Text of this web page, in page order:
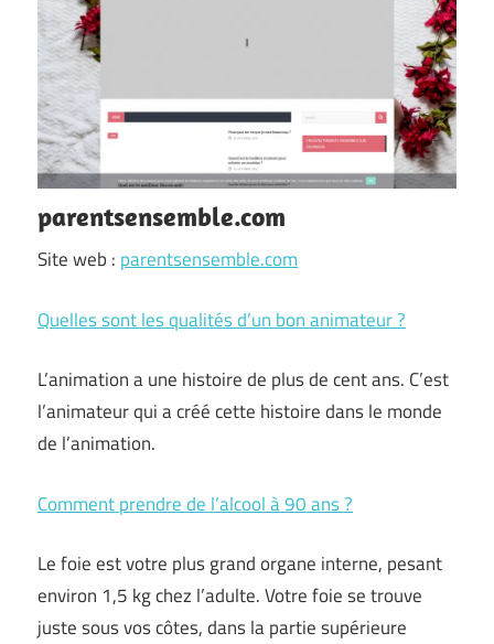
parentsensemble.com
Site web : parentsensemble.com
Quelles sont les qualités d’un bon animateur ?
L’animation a une histoire de plus de cent ans. C’est
l’animateur qui a créé cette histoire dans le monde
de l’animation.
Comment prendre de l’alcool à 90 ans ?
Le foie est votre plus grand organe interne, pesant
environ 1,5 kg chez l’adulte. Votre foie se trouve
juste sous vos côtes, dans la partie supérieure